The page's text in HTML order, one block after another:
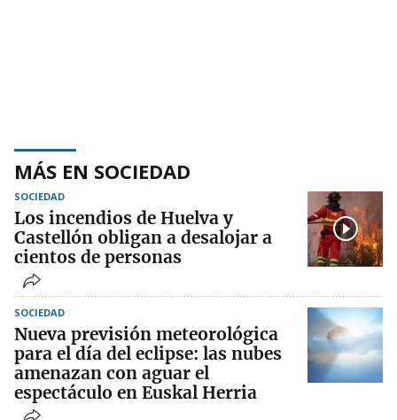
MÁS EN SOCIEDAD
SOCIEDAD
Los incendios de Huelva y
Castellón obligan a desalojar a
cientos de personas
SOCIEDAD
Nueva previsión meteorológica
para el día del eclipse: las nubes
amenazan con aguar el
espectáculo en Euskal Herria